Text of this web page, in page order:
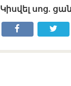
Կիսվել սոց․